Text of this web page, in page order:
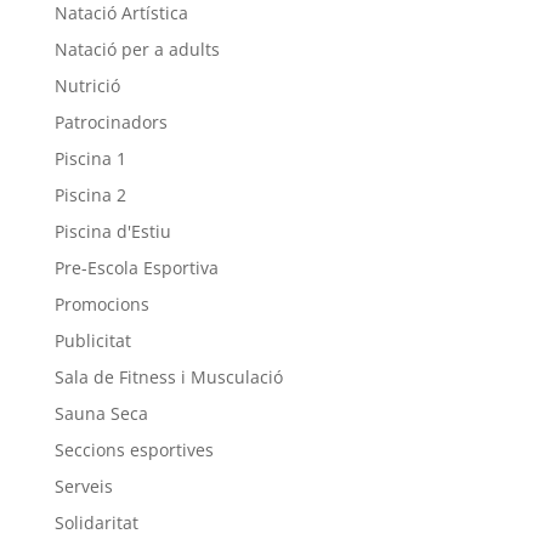
Natació Artística
Natació per a adults
Nutrició
Patrocinadors
Piscina 1
Piscina 2
Piscina d'Estiu
Pre-Escola Esportiva
Promocions
Publicitat
Sala de Fitness i Musculació
Sauna Seca
Seccions esportives
Serveis
Solidaritat